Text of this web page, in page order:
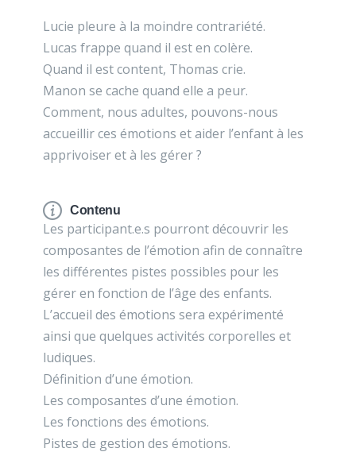
Lucie pleure à la moindre contrariété.
Lucas frappe quand il est en colère.
Quand il est content, Thomas crie.
Manon se cache quand elle a peur.
Comment, nous adultes, pouvons-nous
accueillir ces émotions et aider l’enfant à les
apprivoiser et à les gérer ?
Contenu
Les participant.e.s pourront découvrir les
composantes de l’émotion afin de connaître
les différentes pistes possibles pour les
gérer en fonction de l’âge des enfants.
L’accueil des émotions sera expérimenté
ainsi que quelques activités corporelles et
ludiques.
Définition d’une émotion.
Les composantes d’une émotion.
Les fonctions des émotions.
Pistes de gestion des émotions.